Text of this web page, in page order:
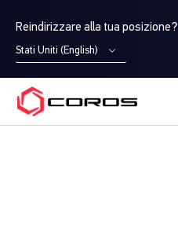
Reindirizzare alla tua posizione?
Stati Uniti (English)
COROS IT